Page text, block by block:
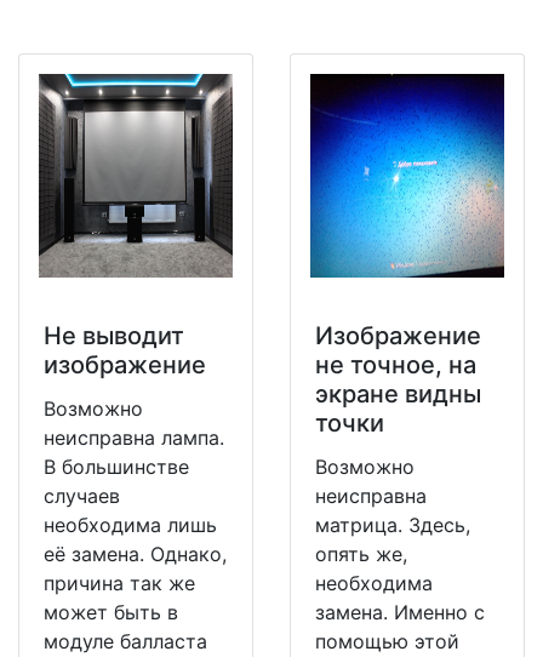
Не выводит
изображение
Возможно
неисправна лампа.
В большинстве
случаев
необходима лишь
её замена. Однако,
причина так же
может быть в
модуле балласта
Изображение
не точное, на
экране видны
точки
Возможно
неисправна
матрица. Здесь,
опять же,
необходима
замена. Именно с
помощью этой